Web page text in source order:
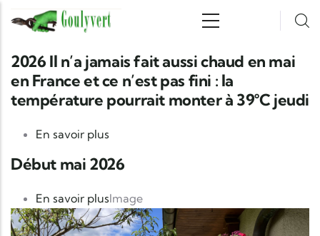
Aller au contenu principal
2026 Il n’a jamais fait aussi chaud en mai
en France et ce n’est pas fini : la
température pourrait monter à 39°C jeudi
En savoir plus
Début mai 2026
En savoir plussur Début mai 2026
Image